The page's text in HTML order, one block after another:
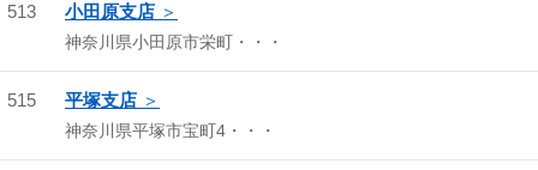
513 小田原支店
神奈川県小田原市栄町・・・
515 平塚支店
神奈川県平塚市宝町4・・・